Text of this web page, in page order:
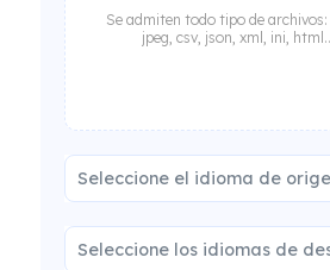
Se admiten todo tipo de archivos:
jpeg, csv, json, xml, ini,
Seleccione el idioma de
Seleccione los idiomas de